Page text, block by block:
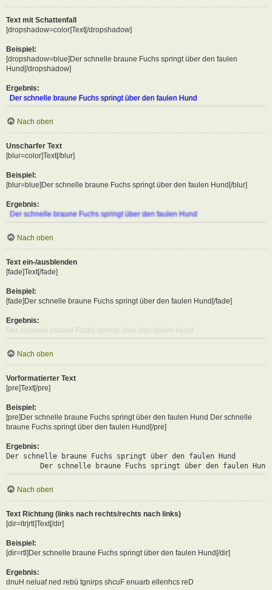
Text mit Schattenfall
[dropshadow=color]Text[/dropshadow]
Beispiel:
[dropshadow=blue]Der schnelle braune Fuchs springt über den faulen
Hund[/dropshadow]
Ergebnis:
Der schnelle braune Fuchs springt über den faulen Hund
Nach oben
Unscharfer Text
[blur=color]Text[/blur]
Beispiel:
[blur=blue]Der schnelle braune Fuchs springt über den faulen Hund[/blur]
Ergebnis:
Der schnelle braune Fuchs springt über den faulen Hund
Nach oben
Text ein-/ausblenden
[fade]Text[/fade]
Beispiel:
[fade]Der schnelle braune Fuchs springt über den faulen Hund[/fade]
Ergebnis:
Der schnelle braune Fuchs springt über den faulen Hund
Nach oben
Vorformatierter Text
[pre]Text[/pre]
Beispiel:
[pre]Der schnelle braune Fuchs springt über den faulen Hund Der schnelle
braune Fuchs springt über den faulen Hund[/pre]
Ergebnis:
Der schnelle braune Fuchs springt über den faulen Hund
	Der schnelle braune Fuchs springt über den faulen Hund
Nach oben
Text Richtung (links nach rechts/rechts nach links)
[dir=ltr|rtl]Text[/dir]
Beispiel:
[dir=rtl]Der schnelle braune Fuchs springt über den faulen Hund[/dir]
Ergebnis:
Der schnelle braune Fuchs springt über den faulen Hund